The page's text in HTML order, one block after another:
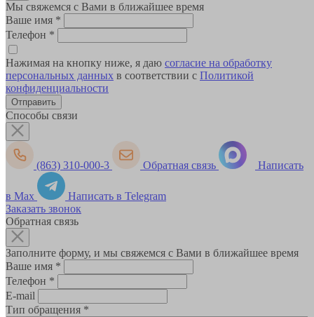
Мы свяжемся с Вами в ближайшее время
Ваше имя *
Телефон *
Нажимая на кнопку ниже, я даю согласие на обработку
персональных данных в соответствии с Политикой
конфиденциальности
Способы связи
(863) 310-000-3 Обратная связь Написать
в Max
Написать в Telegram
Заказать звонок
Обратная связь
Заполните форму, и мы свяжемся с Вами в ближайшее время
Ваше имя *
Телефон *
E-mail
Тип обращения *